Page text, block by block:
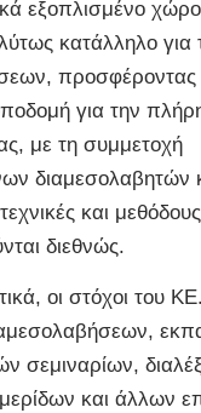
εξοπλισμένο
κατάλληλο για
προσφέροντας
για την
με τη συμμετοχή
τεχνικές και
διεθνώς.
οι στόχοι του
σεμιναρίων,
και άλλων